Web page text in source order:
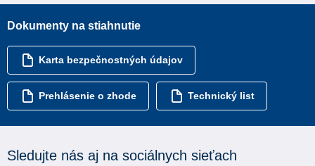
Dokumenty na stiahnutie
Karta bezpečnostných údajov
Prehlásenie o zhode Technický list
Sledujte nás aj na sociálnych sieťach